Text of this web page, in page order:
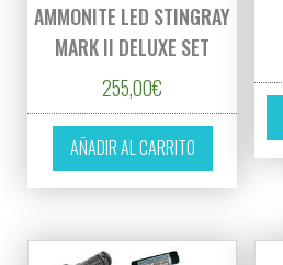
AMMONITE LED STINGRAY
MARK II DELUXE SET
255,00€
AÑADIR AL CARRITO